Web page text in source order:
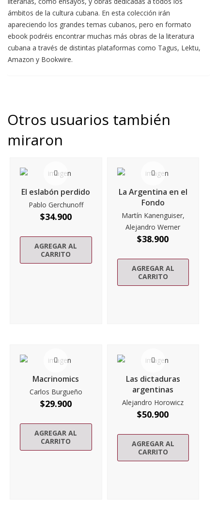
ámbitos de la cultura cubana. En esta colección irán
apareciendo los grandes temas cubanos, pero en formato
ebook podréis encontrar muchas más obras de la literatura
cubana a través de distintas plataformas como Tagus, Lektu,
Amazon y Bookwire.
Otros usuarios también
miraron
El eslabón perdido
Pablo Gerchunoff
$34.900
AGREGAR AL
CARRITO
La Argentina en el
Fondo
Martín Kanenguiser,
Alejandro Werner
$38.900
AGREGAR AL
CARRITO
Macrinomics
Carlos Burgueño
$29.900
AGREGAR AL
CARRITO
Las dictaduras
argentinas
Alejandro Horowicz
$50.900
AGREGAR AL
CARRITO